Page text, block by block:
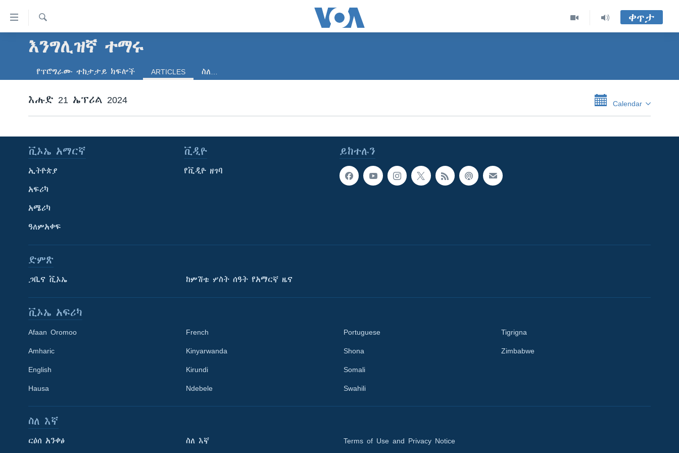
የመሥሪያ
ማገናኛዎች
ይዘት
እለፍ
አፍሪካ
ዓለምአቀፍ
አሜሪካ
መካከለኛው ምሥራቅ
ጋቢና ቪኦኤ
ከምሽቱ ሦስት ሰዓት የአማርኛ ዜና
ቪዲዮ
የፎቶ መድብሎች
ክምችት
Learning English
ፈልግ
ቀጥታ
እንግሊዝኛ ተማሩ
የፕሮግራሙ ተከታታይ ክፍሎች ARTICLES ስለ…
እሑድ 21 ኤፕሪል 2024 Calendar
ይከተሉን
ቪኦኤ አማርኛ
ኢትዮጵያ
አፍሪካ
አሜሪካ
ዓለምአቀፍ
ቪዲዮ
የቪዲዮ ዘገባ
ድምጽ
ጋቢና ቪኦኤ ከምሽቱ ሦስት ሰዓት የአማርኛ ዜና
ቪኦኤ አፍሪካ
Afaan Oromoo
Amharic
English
Hausa
French
Kinyarwanda
Kirundi
Ndebele
Portuguese
Shona
Somali
Swahili
Tigrigna
Zimbabwe
ስለ እኛ
ርዕሰ አንቀፅ ስለ እኛ Terms of Use and Privacy Notice